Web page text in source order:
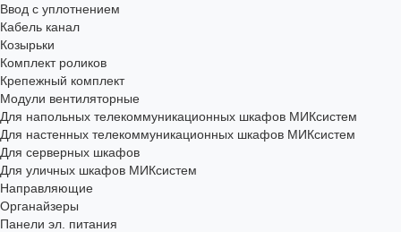
Ввод с уплотнением
Кабель канал
Козырьки
Комплект роликов
Крепежный комплект
Модули вентиляторные
Для напольных телекоммуникационных шкафов МИКсистем
Для настенных телекоммуникационных шкафов МИКсистем
Для серверных шкафов
Для уличных шкафов МИКсистем
Направляющие
Органайзеры
Панели эл. питания